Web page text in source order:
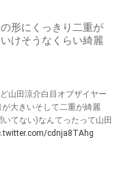
形にくっきり二重が
けそうなくらい綺麗
山田涼介白目オブザイヤー
大きいそして二重が綺麗
てない)なんてったって山田
cdnja8TAhg